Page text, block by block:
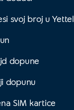
svoj broj u Yettel
dopune
dopunu
SIM kartice